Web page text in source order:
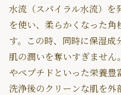
水流（スパイラル水流）を
を使い、柔らかくなった角
す。この時、同時に保湿成
肌の潤いを奪いすぎませ
やペプチドといった栄養豊
洗浄後のクリーンな肌を外